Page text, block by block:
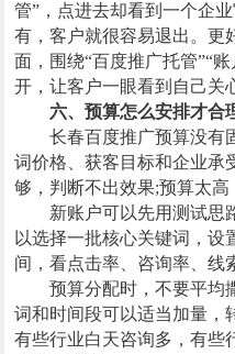
管”，点进去却看到一个企
有，客户就很容易退出。更
面，围绕“百度推广托管”“
开，让客户一眼看到自己关
六、预算怎么安排才合
长春百度推广预算没有
词价格、获客目标和企业承
够，判断不出效果;预算太高
新账户可以先用测试思
以选择一批核心关键词，设
间，看点击率、咨询率、线
预算分配时，不要平均
词和时间段可以适当加量，
有些行业白天咨询多，有些